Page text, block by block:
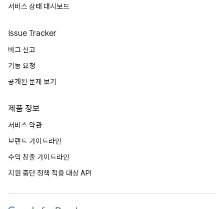
서비스 상태 대시보드
Issue Tracker
버그 신고
기능 요청
공개된 문제 보기
제품 정보
서비스 약관
브랜드 가이드라인
수익 창출 가이드라인
지원 중단 정책 적용 대상 API